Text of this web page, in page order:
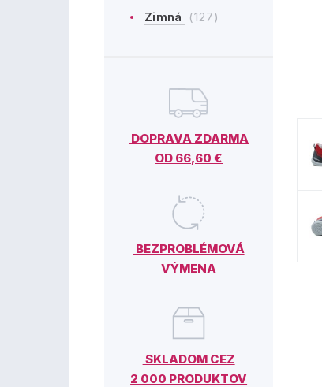
Zimná (127)
DOPRAVA ZDARMA
OD 66,60 €
BEZPROBLÉMOVÁ
VÝMENA
SKLADOM CEZ
2 000 PRODUKTOV